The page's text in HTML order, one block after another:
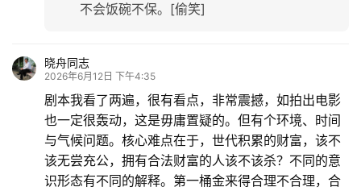
不会饭碗不保。[偷笑]
晓舟同志
2026年6月12日 下午4:35
剧本我看了两遍，很有看点，非常震撼，如拍出电影
也一定很轰动，这是毋庸置疑的。但有个环境、时间
与气候问题。核心难点在于，世代积累的财富，该不
该无尝充公，拥有合法财富的人该不该杀？不同的意
识形态有不同的解释。第一桶金来得合理不合理，合